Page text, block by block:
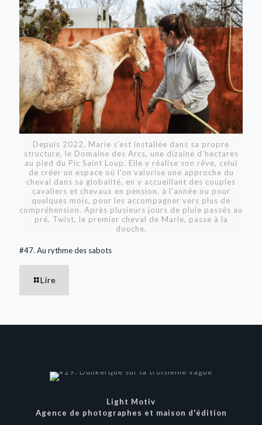
Depuis 2022, Marie s'est installée dans sa propre
structure, le Domaine des Arcs, une dizaine d’hectares
au pied du Pic Saint Loup. Elle y réalise son rêve, celui
de créer un espace où l'on valorise une approche du
cheval dans sa globalité, en y accueillant des couples
cavaliers et chevaux en pension, à l'année ou pour
quelques mois, pour les accompagner vers plus de
compréhension. Après plusieurs jours de pluie passés au
pré, Twist, le premier cheval de Marie, passe à la
douche.
#47. Au rythme des sabots
Lire
Light Motiv
Agence de photographes et maison d'édition